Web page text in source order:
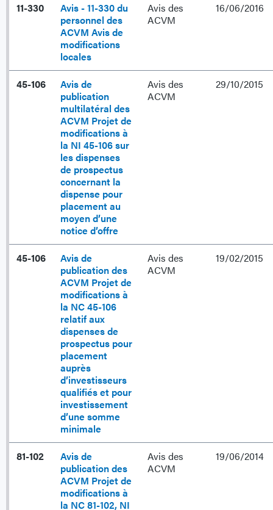
11-330
Avis - 11-330 du
personnel des
ACVM Avis de
modifications
locales
Avis des
ACVM
16/06/2016
45-106
Avis de
publication
multilatéral des
ACVM Projet de
modifications à
la NI 45-106 sur
les dispenses
de prospectus
concernant la
dispense pour
placement au
moyen d’une
notice d’offre
Avis des
ACVM
29/10/2015
45-106
Avis de
publication des
ACVM Projet de
modifications à
la NC 45-106
relatif aux
dispenses de
prospectus pour
placement
auprès
d’investisseurs
qualifiés et pour
investissement
d’une somme
minimale
Avis des
ACVM
19/02/2015
81-102
Avis de
publication des
ACVM Projet de
modifications à
la NC 81-102, NI
Avis des
ACVM
19/06/2014